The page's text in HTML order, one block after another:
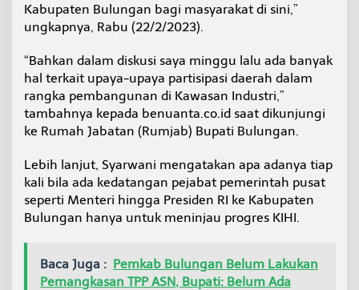
Kabupaten Bulungan bagi masyarakat di sini,”
ungkapnya, Rabu (22/2/2023).
“Bahkan dalam diskusi saya minggu lalu ada banyak
hal terkait upaya-upaya partisipasi daerah dalam
rangka pembangunan di Kawasan Industri,”
tambahnya kepada benuanta.co.id saat dikunjungi
ke Rumah Jabatan (Rumjab) Bupati Bulungan.
Lebih lanjut, Syarwani mengatakan apa adanya tiap
kali bila ada kedatangan pejabat pemerintah pusat
seperti Menteri hingga Presiden RI ke Kabupaten
Bulungan hanya untuk meninjau progres KIHI.
Baca Juga : Pemkab Bulungan Belum Lakukan
Pemangkasan TPP ASN, Bupati: Belum Ada